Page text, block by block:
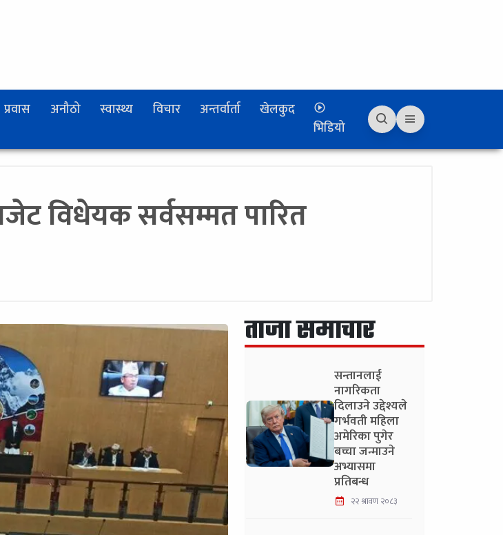
प्रवास अनौठो स्वास्थ्य विचार अन्तर्वार्ता
खेलकुद
भिडियो
विधेयक सर्वसम्मत पारित
ताजा समाचार
सन्तानलाई
नागरिकता
दिलाउने उद्देश्यले
गर्भवती महिला
अमेरिका पुगेर
बच्चा जन्माउने
अभ्यासमा
प्रतिबन्ध
२२ श्रावण २०८३